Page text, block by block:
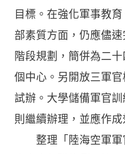
目標。在強化軍事教
部素質方面，仍應儘
階段規劃，簡併為二
個中心。另開放三軍
試辦。大學儲備軍官
則繼續辦理，並應作成
整理「陸海空軍軍